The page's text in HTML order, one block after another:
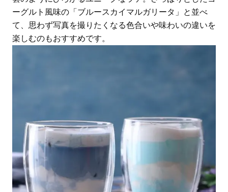
ーグルト風味の「ブルースカイマルガリータ」と並べ
て、思わず写真を撮りたくなる色合いや味わいの違いを
楽しむのもおすすめです。